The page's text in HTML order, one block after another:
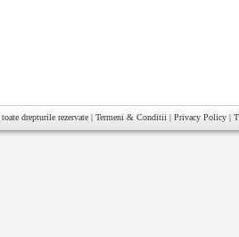
toate drepturile rezervate | Termeni & Conditii | Privacy Policy |